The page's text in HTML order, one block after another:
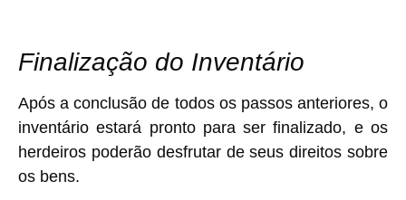
Finalização do Inventário
Após a conclusão de todos os passos anteriores, o
inventário estará pronto para ser finalizado, e os
herdeiros poderão desfrutar de seus direitos sobre
os bens.